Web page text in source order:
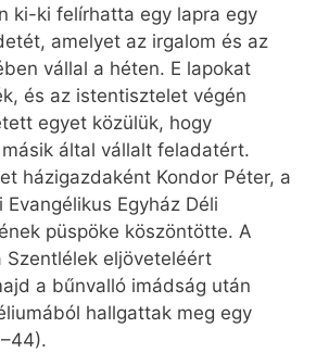
ki-ki felírhatta egy lapra egy
amelyet az irgalom és az
vállal a héten. E lapokat
és az istentisztelet végén
egyet közülük, hogy
által vállalt feladatért.
házigazdaként Kondor Péter, a
Evangélikus Egyház Déli
püspöke köszöntötte. A
Szentlélek eljöveteléért
a bűnvalló imádság után
hallgattak meg egy